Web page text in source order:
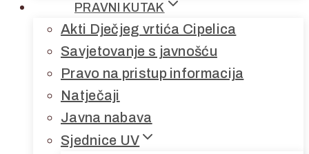
PRAVNI KUTAK
Akti Dječjeg vrtića Cipelica
Savjetovanje s javnošću
Pravo na pristup informacija
Natječaji
Javna nabava
Sjednice UV